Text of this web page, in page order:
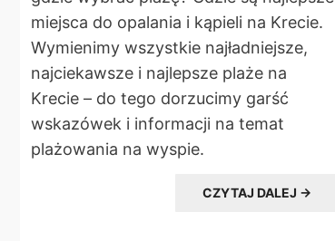
miejsca do opalania i kąpieli na Krecie.
Wymienimy wszystkie najładniejsze,
najciekawsze i najlepsze plaże na
Krecie – do tego dorzucimy garść
wskazówek i informacji na temat
plażowania na wyspie.
CZYTAJ DALEJ →